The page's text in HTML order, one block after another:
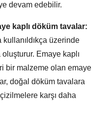
devam edebilir.
kaplı döküm tavalar:
üzerinde
Emaye kaplı
bir malzeme olan emaye
doğal döküm tavalara
karşı daha